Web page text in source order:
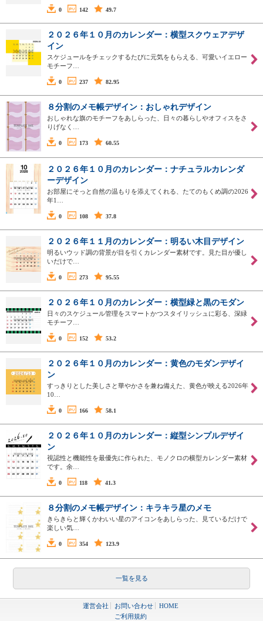
0 142 49.7
２０２６年１０月のカレンダー：横型スクウェアデザ
イン
スケジュールをチェックするたびに元気をもらえる、可愛いイエロー
モチーフ…
0 237 82.95
８分割のメモ帳デザイン：おしゃれデザイン
おしゃれな旗のモチーフをあしらった、日々の暮らしやオフィスをさ
りげなく…
0 173 60.55
２０２６年１０月のカレンダー：ナチュラルカレンダ
ーデザイン
お部屋にそっと自然の温もりを添えてくれる、たてのもくめ調の2026
年1…
0 108 37.8
２０２６年１１月のカレンダー：明るい木目デザイン
明るいウッド調の背景が目を引くカレンダー素材です。見た目が優し
いだけで…
0 273 95.55
２０２６年１０月のカレンダー：横型緑と黒のモダン
日々のスケジュール管理をスマートかつスタイリッシュに彩る、深緑
モチーフ…
0 152 53.2
２０２６年１０月のカレンダー：黄色のモダンデザイ
ン
すっきりとした美しさと華やかさを兼ね備えた、黄色が映える2026年
10…
0 166 58.1
２０２６年１０月のカレンダー：縦型シンプルデザイ
ン
視認性と機能性を最優先に作られた、モノクロの横型カレンダー素材
です。余…
0 118 41.3
８分割のメモ帳デザイン：キラキラ星のメモ
きらきらと輝くかわいい星のアイコンをあしらった、見ているだけで
楽しい気…
0 354 123.9
一覧を見る
運営会社 お問い合わせ
HOME
ご利用規約